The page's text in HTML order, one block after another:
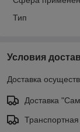
Тип
Условия
Доставка
Доставка